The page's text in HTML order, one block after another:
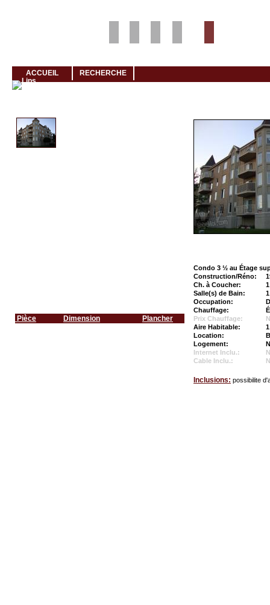
ACCUEIL RECHERCHE
Pièce Dimension Plancher
Condo 3 ½ au Étage
Construction/Réno:
Ch. à Coucher:
1
Salle(s) de Bain:
1
Occupation:
Chauffage:
Prix Chauffage:
Aire Habitable:
Location:
Logement:
Internet Inclu.:
Cable Inclu.:
Inclusions: possibilite